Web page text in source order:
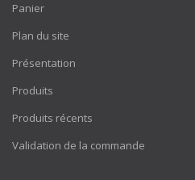
Panier
Plan du site
Présentation
Produits
Produits récents
Validation de la commande